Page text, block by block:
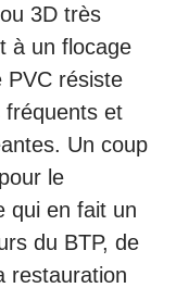
3D très
à un flocage
PVC résiste
fréquents et
Un coup
le
qui en fait un
du BTP, de
restauration